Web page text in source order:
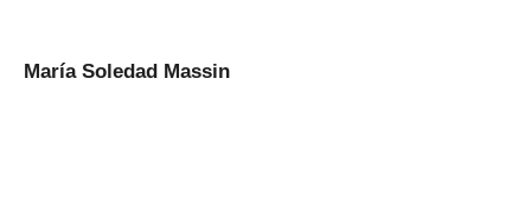
María Soledad Massin